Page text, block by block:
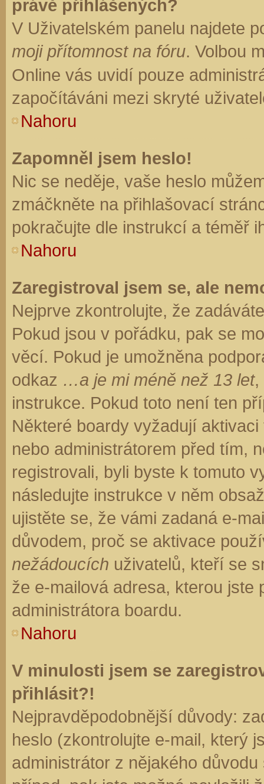
právě přihlášených?
V Uživatelském panelu najdete
moji přítomnost na fóru. Volbou
Online vás uvidí pouze
započítáváni mezi skryté
Nahoru
Zapomněl jsem heslo!
Nic se neděje, vaše heslo
zmáčkněte na přihlašovací
pokračujte dle instrukcí a téměř
Nahoru
Zaregistroval jsem se, ale
Nejprve zkontrolujte, že
Pokud jsou v pořádku, pak se
věcí. Pokud je umožněna
odkaz …a je mi méně než 13 let,
instrukce. Pokud toto není ten
Některé boardy vyžadují
nebo administrátorem před tím,
registrovali, byli byste k tomuto
následujte instrukce v něm
ujistěte se, že vámi zadaná e-
důvodem, proč se aktivace
nežádoucích uživatelů, kteří se
že e-mailová adresa, kterou jste
administrátora boardu.
Nahoru
V minulosti jsem se
přihlásit?!
Nejpravděpodobnější důvody:
heslo (zkontrolujte e-mail, který
administrátor z nějakého